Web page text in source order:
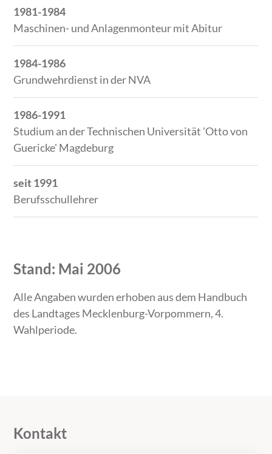
1981-1984
Maschinen- und Anlagenmonteur mit Abitur
1984-1986
Grundwehrdienst in der NVA
1986-1991
Studium an der Technischen Universität 'Otto von
Guericke' Magdeburg
seit 1991
Berufsschullehrer
Stand: Mai 2006
Alle Angaben wurden erhoben aus dem Handbuch
des Landtages Mecklenburg-Vorpommern, 4.
Wahlperiode.
Kontakt